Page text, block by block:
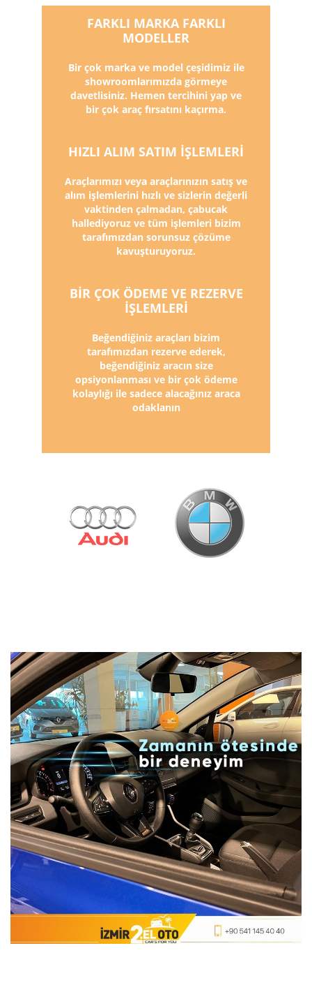
FARKLI MARKA FARKLI
MODELLER
Bir çok marka ve model çeşidimiz ile
showroomlarımızda görmeye
davetlisiniz. Hemen tercihini yap ve
bir çok araç fırsatını kaçırma.
HIZLI ALIM SATIM İŞLEMLERİ
Araçlarımızı veya araçlarınızın satış ve
alım işlemlerini hızlı ve sizlerin değerli
vaktinden çalmadan, çabucak
hallediyoruz ve tüm işlemleri bizim
tarafımızdan sorunsuz çözüme
kavuşturuyoruz.
BİR ÇOK ÖDEME VE REZERVE
İŞLEMLERİ
Beğendiğiniz araçları bizim
tarafımızdan rezerve ederek,
beğendiğiniz aracın size
opsiyonlanması ve bir çok ödeme
kolaylığı ile sadece alacağınız araca
odaklanın